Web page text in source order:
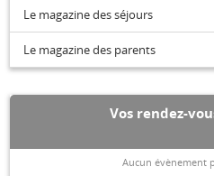
Le magazine des séjours
Le magazine des parents
Vos rendez-
Aucun évènement